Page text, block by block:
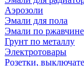
Аэрозоли
Эмали для пола
Эмали по ржавчине
Грунт по металлу
Электротовары
Розетки,